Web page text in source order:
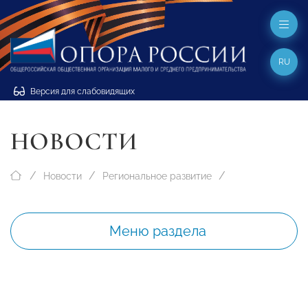
Версия для слабовидящих
RU
НОВОСТИ
Новости Региональное развитие
Меню раздела